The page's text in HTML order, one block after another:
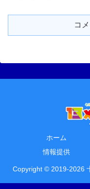
コ
ホーム
情報提供
Copyright © 2019-2026